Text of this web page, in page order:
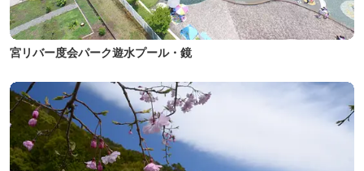
宮リバー度会パーク遊水プール・鏡